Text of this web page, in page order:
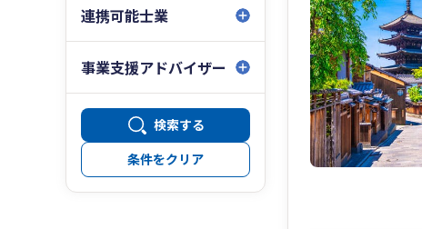
連携可能士業
事業支援アドバイザー
検索する
条件をクリア